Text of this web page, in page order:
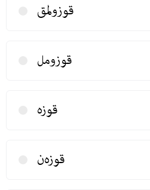
قوزولمق
قوزومل
قوزه
قوزه‌ن